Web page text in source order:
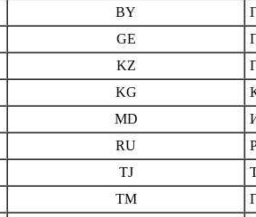
BY
GE
KZ
KG
MD
RU
TJ
TM